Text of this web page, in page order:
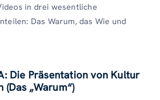
in drei wesentliche
Das Warum, das Wie und
Die Präsentation von Kultur
(Das „Warum“)